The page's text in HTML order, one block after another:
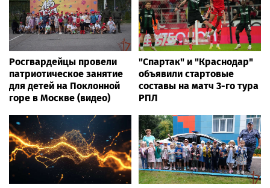
Росгвардейцы провели
патриотическое занятие
для детей на Поклонной
горе в Москве (видео)
"Спартак" и "Краснодар"
объявили стартовые
составы на матч 3-го тура
РПЛ